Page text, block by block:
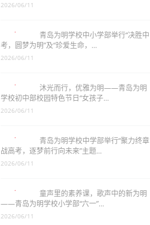
2026/06/11
青岛为明学校中小学部举行“决胜中
考，圆梦为明”及“珍爱生命，…
沐光而行，优雅为明——青岛为明
学校初中部校园特色节日“女孩子…
青岛为明学校中学部举行“聚力终章
战高考，逐梦前行向未来”主题…
童声里的素养课，歌声中的新为明
——青岛为明学校小学部“六一”…